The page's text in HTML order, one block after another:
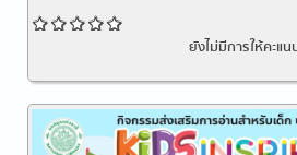
ยังไม่มีการให้คะแน